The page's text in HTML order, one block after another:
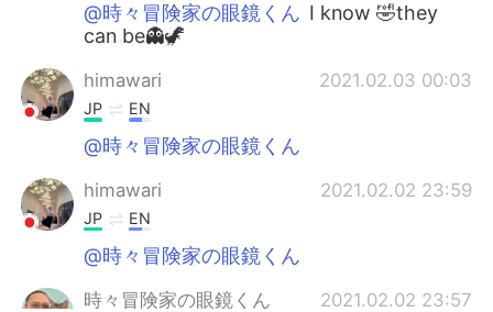
@時々冒険家の眼鏡くん I know 🤣they
can be👻🦖
himawari 2021.02.03 00:03
JP EN
@時々冒険家の眼鏡くん
himawari 2021.02.02 23:59
JP EN
@時々冒険家の眼鏡くん
時々冒険家の眼鏡くん 2021.02.02 23:57